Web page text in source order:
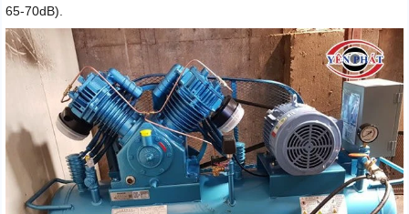
65-70dB).